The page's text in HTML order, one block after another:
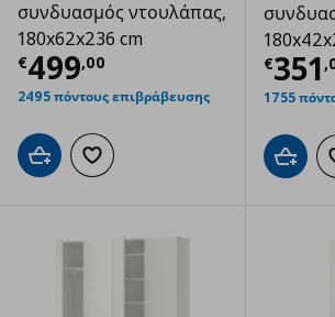
συνδυασμός ντουλάπας,
180x62x236 cm
€499,00
Τρέχουσα τιμή €
2495 πόντους επιβράβευσης
Προσθήκη στο καλάθι
Προσθήκη στα αγαπημένα
€351 ,
1755